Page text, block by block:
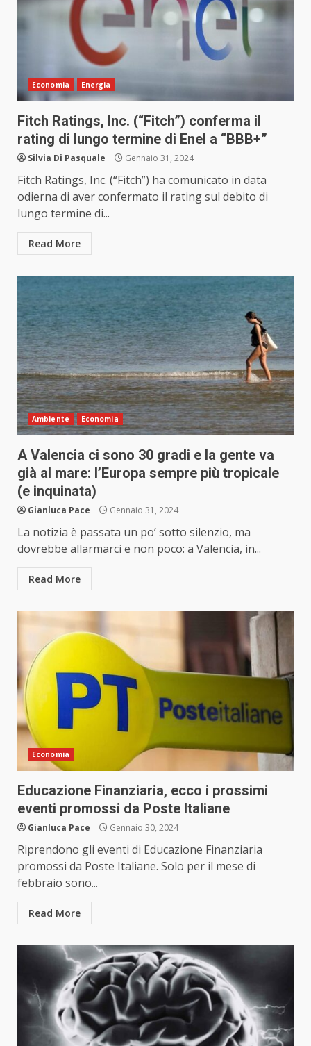
Economia Energia
Fitch Ratings, Inc. (“Fitch”) conferma il
rating di lungo termine di Enel a “BBB+”
Silvia Di Pasquale Gennaio 31, 2024
Fitch Ratings, Inc. (“Fitch”) ha comunicato in data
odierna di aver confermato il rating sul debito di
lungo termine di...
Read More
Ambiente Economia
A Valencia ci sono 30 gradi e la gente va
già al mare: l’Europa sempre più tropicale
(e inquinata)
Gianluca Pace Gennaio 31, 2024
La notizia è passata un po’ sotto silenzio, ma
dovrebbe allarmarci e non poco: a Valencia, in...
Read More
Economia
Educazione Finanziaria, ecco i prossimi
eventi promossi da Poste Italiane
Gianluca Pace Gennaio 30, 2024
Riprendono gli eventi di Educazione Finanziaria
promossi da Poste Italiane. Solo per il mese di
febbraio sono...
Read More